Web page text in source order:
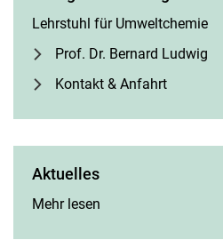
Lehrstuhl für Umweltchemie
Prof. Dr. Bernard Ludwig
Kontakt & Anfahrt
Aktuelles
Aktuelles:
Mehr lesen